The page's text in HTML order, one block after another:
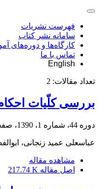
فهرست نشریات
سامانه نشر کتاب
کارگاه‌ها و دوره‌های
تماس با ما
English
تعداد مقالات: 2
بررسی کلّیات
دوره 44، شماره 1، 1390، صفحه
عباسعلی عمید زنجانی،
مشاهده مقاله
اصل مقاله 217.74 K